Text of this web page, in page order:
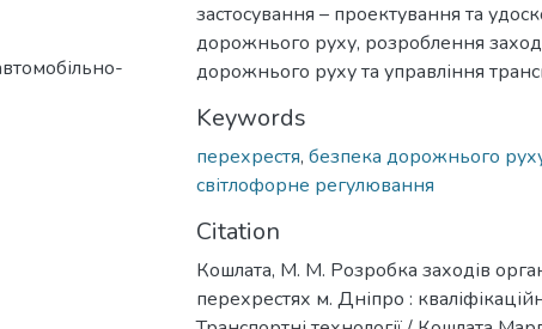
застосування – проектування та
дорожнього руху, розроблення
дорожнього руху та управління
Keywords
перехрестя, безпека дорожнього
світлофорне регулювання
Citation
Кошлата, М. М. Розробка заходів
перехрестях м. Дніпро :